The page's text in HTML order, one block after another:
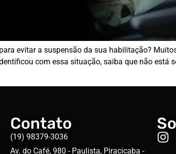
evitar a suspensão da sua habilitação?
com essa situação, saiba que não está
Contato
(19) 98379-3036
Av. do Café, 980 - Paulista, Piracicaba -